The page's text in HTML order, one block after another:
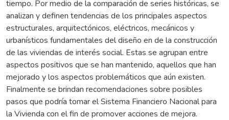
tiempo. Por medio de la comparación de series históricas, se
analizan y definen tendencias de los principales aspectos
estructurales, arquitectónicos, eléctricos, mecánicos y
urbanísticos fundamentales del diseño en de la construcción
de las viviendas de interés social. Estas se agrupan entre
aspectos positivos que se han mantenido, aquellos que han
mejorado y los aspectos problemáticos que aún existen.
Finalmente se brindan recomendaciones sobre posibles
pasos que podría tomar el Sistema Financiero Nacional para
la Vivienda con el fin de promover acciones de mejora.